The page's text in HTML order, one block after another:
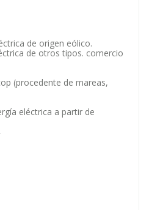
de origen eólico.
de otros tipos. comercio
(procedente de mareas,
eléctrica a partir de